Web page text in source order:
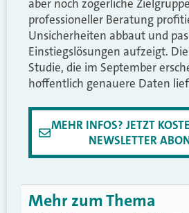
aber noch zögerliche
professioneller Beratung
Unsicherheiten abbaut und
Einstiegslösungen aufzeigt.
Studie, die im September
hoffentlich genauere Daten
MEHR INFOS? JETZT
NEWSLETTER
Mehr zum Thema